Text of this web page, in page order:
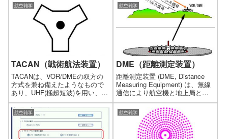
であるピッチ（機首上げ、機首
下げ）を調整します。
航空雑学
TACAN（戦術航法装置）
TACANは、VOR/DMEの双方の
方式を兼ね備えたようなもので
あり、UHF(極超短波)を用い、電
波源からの方位/距離測定を同時
に行ないます。UHFの使用によ
り、VORよりアンテナが小型化
でき、移動式のものまたは艦船
にも基地局を設置出来ます。
航空雑学
DME（距離測定装置）
距離測定装置 (DME, Distance
Measuring Equipment) は、無線
通信により航空機と地上局との
距離を航空機から測定する装置
である。DMEは「ディーエムイ
ー」の他に「デメ」と発音され
ることがある。
航空雑学 航空雑学